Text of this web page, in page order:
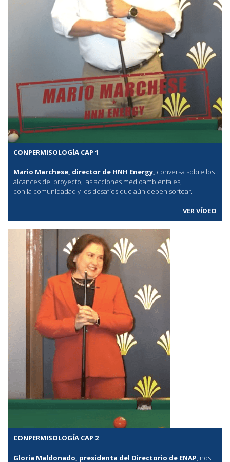
CONPERMISOLOGÍA CAP 1
Mario Marchese, director de HNH Energy, conversa sobre los
alcances del proyecto, las acciones medioambientales,
con la comunidadad y los desafíos que aún deben sortear.
VER VÍDEO
CONPERMISOLOGÍA CAP 2
Gloria Maldonado, presidenta del Directorio de ENAP , nos